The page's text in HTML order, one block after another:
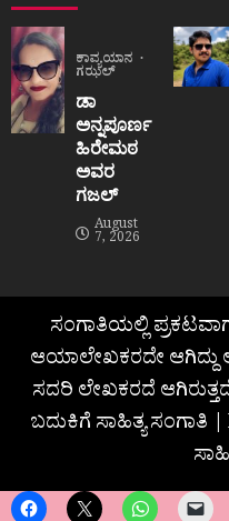
ಕಾವ್ಯಯಾನ
ಗಝಲ್
ಡಾ
ಅನ್ನಪೂರ್ಣ
ಹಿರೇಮಠ
ಅವರ
ಗಜಲ್
August
7, 2026
ಸಂಗಾತಿಯಲ್ಲಿ
ಆಯಾಲೇಖಕರದೇ
ಸದರಿ ಲೇಖಕರದೆ
ಬದುಕಿಗೆ ಸಾಹಿತ್ಯ ಸಂಗಾತಿ